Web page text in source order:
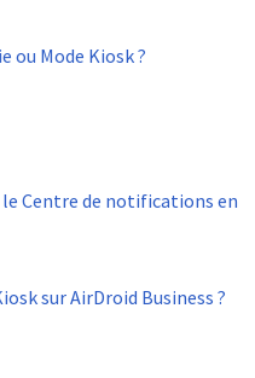
ou Mode Kiosk ?
Centre de notifications en
sur AirDroid Business ?